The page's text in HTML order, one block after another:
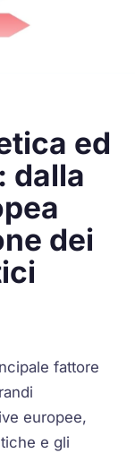
ed
dalla
dei
fattore
europee,
e gli